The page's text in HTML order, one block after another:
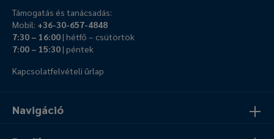
Navigáció
Támogatás és tanácsadás:
Mobil: +36-30-657-4848
7:30 – 16:00| hétfő – csütörtök
7:00 – 15:30| péntek
Kapcsolatfelvételi űrlap